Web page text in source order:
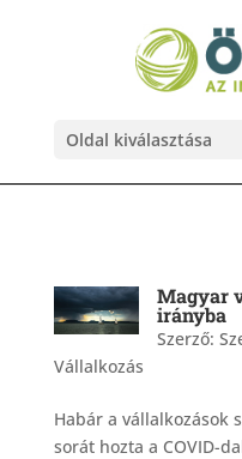
Oldal kiválasztása
Magyar
irányba
Szerző:
Vállalkozás
Habár a vállalkozások
sorát hozta a COVID-